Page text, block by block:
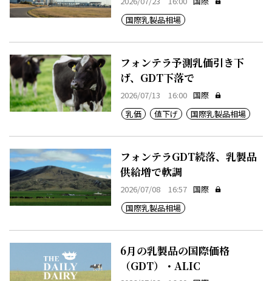
国際乳製品相場
フォンテラ予測乳価引き下
げ、GDT下落で
2026/07/13 16:00 国際
乳価
値下げ 国際乳製品相場
フォンテラGDT続落、乳製品
供給増で軟調
2026/07/08 16:57 国際
国際乳製品相場
6月の乳製品の国際価格
（GDT）・ALIC